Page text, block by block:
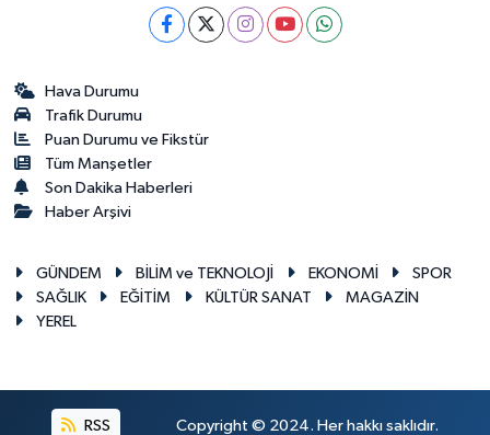
Hava Durumu
Trafik Durumu
Puan Durumu ve Fikstür
Tüm Manşetler
Son Dakika Haberleri
Haber Arşivi
GÜNDEM BİLİM ve TEKNOLOJİ EKONOMİ
SPOR
SAĞLIK
EĞİTİM KÜLTÜR SANAT
MAGAZİN
YEREL
RSS Copyright © 2024. Her hakkı saklıdır.